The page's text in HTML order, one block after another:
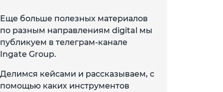
Еще больше полезных материалов
по разным направлениям digital мы
публикуем в телеграм-канале
Ingate Group.
Делимся кейсами и рассказываем, с
помощью каких инструментов